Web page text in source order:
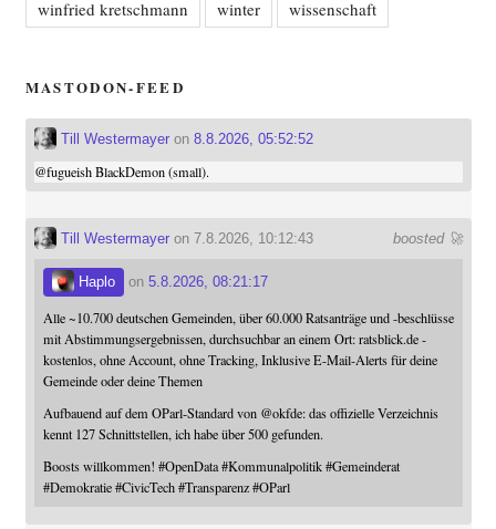
winfried kretschmann winter wissenschaft
MASTODON-FEED
Till Westermayeron 8.8.2026, 05:52:52
@fugueishBlackDemon (small).
boosted 🚀
Till Westermayeron 7.8.2026, 10:12:43
Haplo on 5.8.2026, 08:21:17
Alle ~10.700 deutschen Gemeinden, über 60.000 Ratsanträge und -beschlüsse
mit Abstimmungsergebnissen, durchsuchbar an einem Ort: ratsblick.de -
kostenlos, ohne Account, ohne Tracking, Inklusive E-Mail-Alerts für deine
Gemeinde oder deine Themen
Aufbauend auf dem OParl-Standard von @okfde: das offizielle Verzeichnis
kennt 127 Schnittstellen, ich habe über 500 gefunden.
Boosts willkommen! #OpenData #Kommunalpolitik #Gemeinderat
#Demokratie #CivicTech #Transparenz #OParl